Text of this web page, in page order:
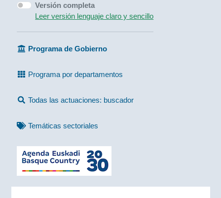
Versión completa
Leer versión lenguaje claro y sencillo
Programa de Gobierno
Programa por departamentos
Todas las actuaciones: buscador
Temáticas sectoriales